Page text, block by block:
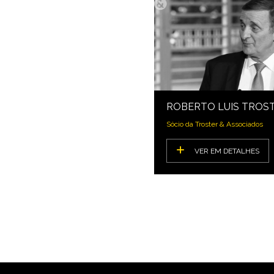
ROBERTO LUIS
Sócio da Troster & Associados
VER EM DETALHES